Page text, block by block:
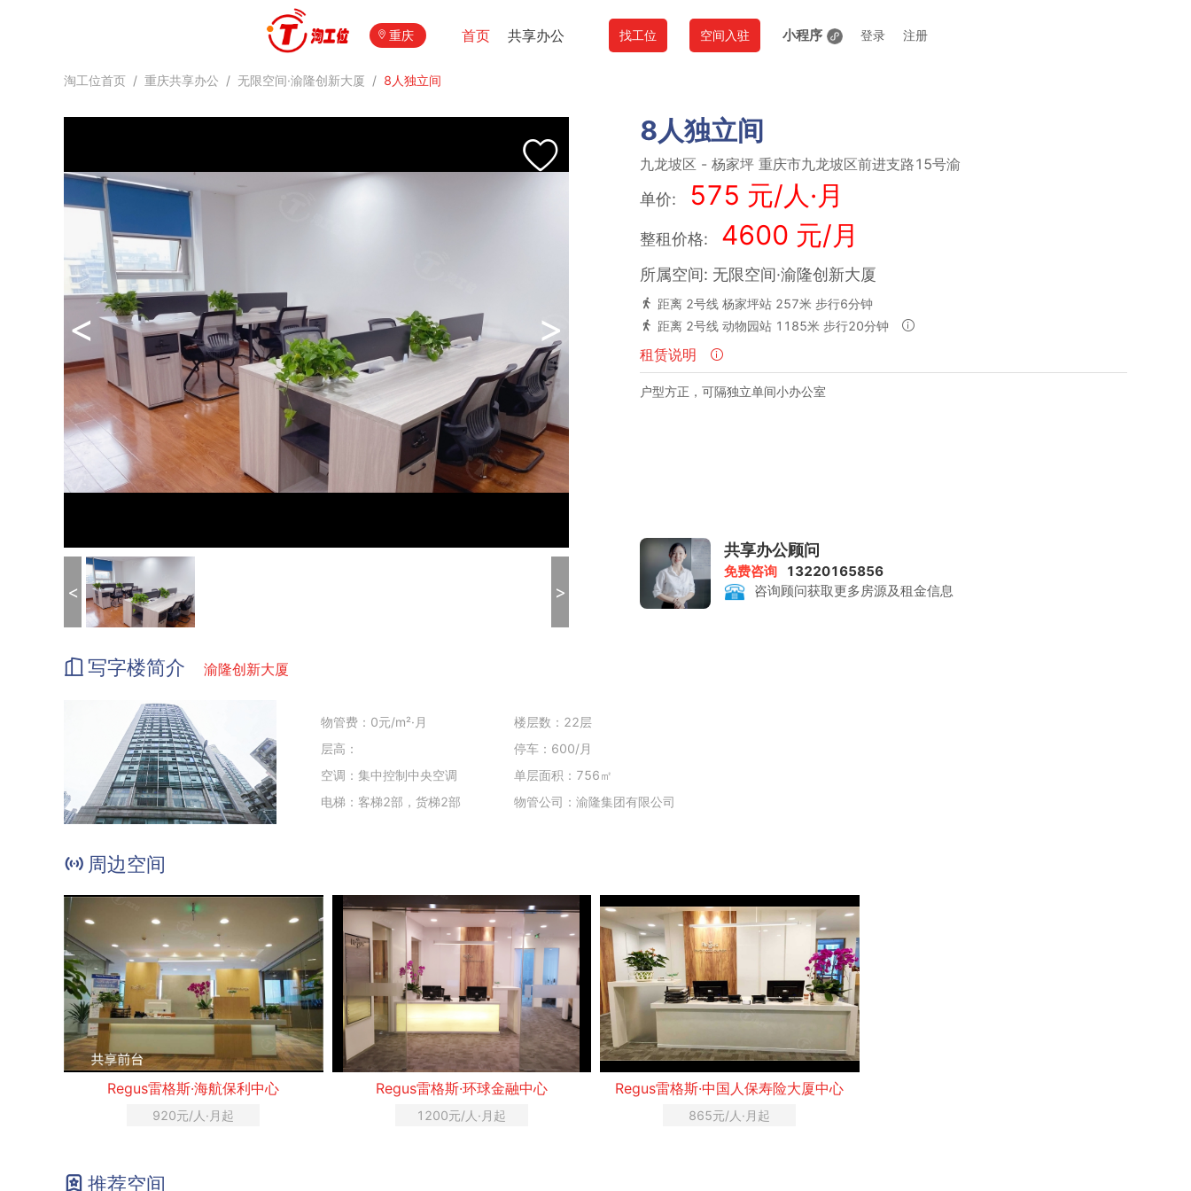
重庆 首页 共享办公 找工位 空间入驻 小程序 登录 注册
淘工位首页 / 重庆共享办公 / 无限空间·渝隆创新大厦 / 8人独立间
< >
< >
8人独立间
九龙坡区 - 杨家坪 重庆市九龙坡区前进支路15号渝
单价: 575 元/人·月
整租价格: 4600 元/月
所属空间: 无限空间·渝隆创新大厦
距离 2号线 杨家坪站 257米 步行6分钟
距离 2号线 动物园站 1185米 步行20分钟
租赁说明
户型方正，可隔独立单间小办公室
共享办公顾问
免费咨询
13220165856
咨询顾问获取更多房源及租金信息
写字楼简介 渝隆创新大厦
物管费：0元/m²·月
层高：
空调：集中控制中央空调
电梯：客梯2部，货梯2部
楼层数：22层
停车：600/月
单层面积：756㎡
物管公司：渝隆集团有限公司
周边空间
Regus雷格斯·海航保利中心
920元/人·月起
Regus雷格斯·环球金融中心
1200元/人·月起
Regus雷格斯·中国人保寿险大厦中心
865元/人·月起
推荐空间